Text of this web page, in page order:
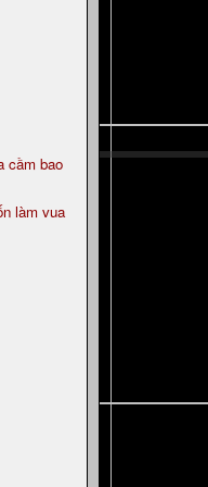
cầm bao
làm vua